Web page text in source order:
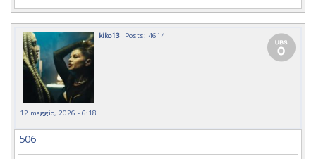
kiko13 Posts: 4614
12 maggio, 2026 - 6:18
506